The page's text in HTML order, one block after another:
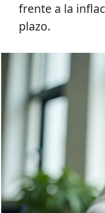
frente a la
plazo.